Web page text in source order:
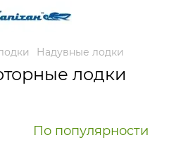
Надувные лодки
лодки
По популярности